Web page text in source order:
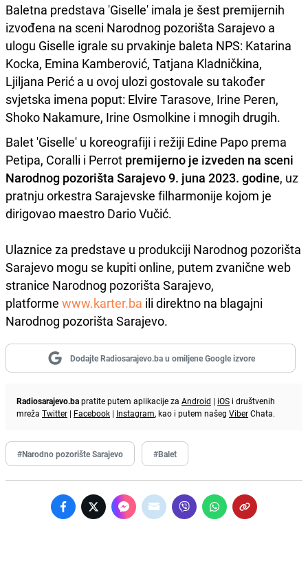
Baletna predstava 'Giselle' imala je šest premijernih
izvođena na sceni Narodnog pozorišta Sarajevo a
ulogu Giselle igrale su prvakinje baleta NPS: Katarina
Kocka, Emina Kamberović, Tatjana Kladničkina,
Ljiljana Perić a u ovoj ulozi gostovale su također
svjetska imena poput: Elvire Tarasove, Irine Peren,
Shoko Nakamure, Irine Osmolkine i mnogih drugih.
Balet 'Giselle' u koreografiji i režiji Edine Papo prema
Petipa, Coralli i Perrot premijerno je izveden na sceni
Narodnog pozorišta Sarajevo 9. juna 2023. godine, uz
pratnju orkestra Sarajevske filharmonije kojom je
dirigovao maestro Dario Vučić.
Ulaznice za predstave u produkciji Narodnog pozorišta
Sarajevo mogu se kupiti online, putem zvanične web
stranice Narodnog pozorišta Sarajevo,
platforme www.karter.ba ili direktno na blagajni
Narodnog pozorišta Sarajevo.
Dodajte Radiosarajevo.ba u omiljene Google izvore
Radiosarajevo.bapratite putem aplikacije za Android | iOS i društvenih
mreža Twitter | Facebook | Instagram, kao i putem našeg ViberChata.
#Narodno pozorište Sarajevo #Balet